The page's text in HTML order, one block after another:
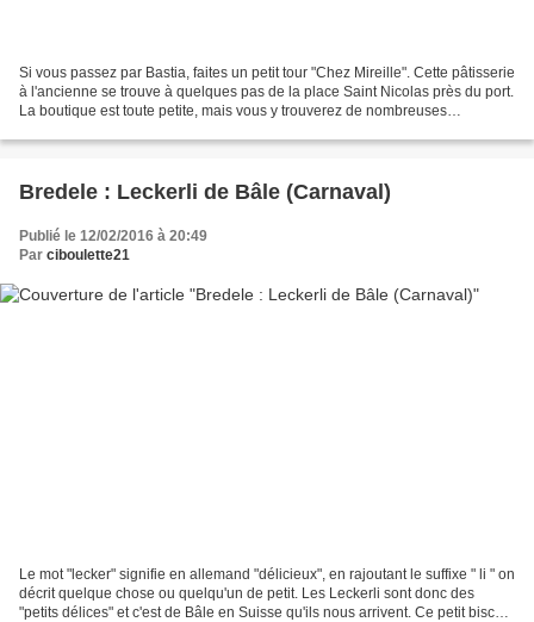
Si vous passez par Bastia, faites un petit tour "Chez Mireille". Cette pâtisserie
à l'ancienne se trouve à quelques pas de la place Saint Nicolas près du port.
La boutique est toute petite, mais vous y trouverez de nombreuses
Bredele : Leckerli de Bâle (Carnaval)
Publié le 12/02/2016 à 20:49
Par ciboulette21
Le mot "lecker" signifie en allemand "délicieux", en rajoutant le suffixe " li " on
décrit quelque chose ou quelqu'un de petit. Les Leckerli sont donc des
"petits délices" et c'est de Bâle en Suisse qu'ils nous arrivent. Ce petit biscuit